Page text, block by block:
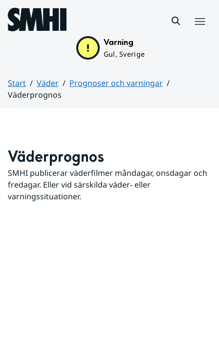
Hoppa till sidans innehåll
Varning
Gul, Sverige
Start Väder
Prognoser och varningar
Väderprognos
Väderprognos
SMHI publicerar väderfilmer måndagar, onsdagar och
fredagar. Eller vid särskilda väder- eller
varningssituationer.